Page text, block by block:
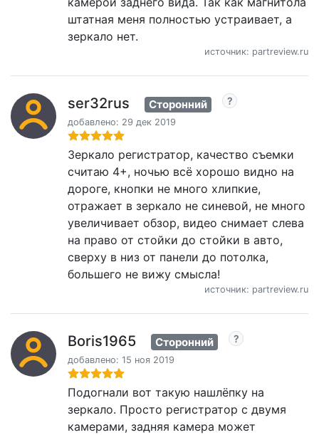
штатная меня полностью устраивает, а
зеркало нет.
источник: partreview.ru
ser32rus Сторонний
добавлено: 29 дек 2019
Зеркало регистратор, качество съемки
считаю 4+, ночью всё хорошо видно на
дороге, кнопки не много хлипкие,
отражает в зеркало не синевой, не много
увеличивает обзор, видео снимает слева
на право от стойки до стойки в авто,
сверху в низ от панели до потолка,
большего не вижу смысла!
источник: partreview.ru
Boris1965 Сторонний
добавлено: 15 ноя 2019
Подогнали вот такую нашлёпку на
зеркало. Просто регистратор с двумя
камерами, задняя камера может